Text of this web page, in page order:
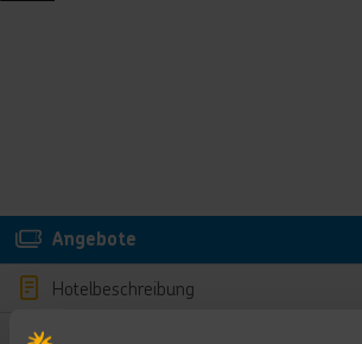
Angebote
Hotelbeschreibung